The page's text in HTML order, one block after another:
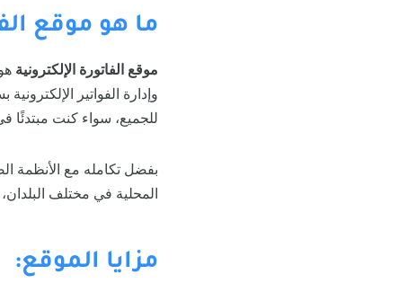
ما هو موقع
موقع الفاتورة الإلكترونية
وإدارة الفواتير
للجميع، سواء كنت
بفضل تكامله مع الأنظمة
المحلية في مختلف
مزايا الموقع: